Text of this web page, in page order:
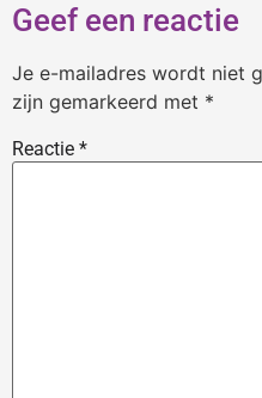
Geef een reactie
Je e-mailadres wordt niet
zijn gemarkeerd met *
Reactie *